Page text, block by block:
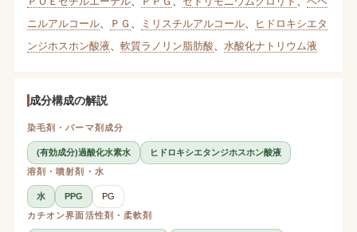
ニルアルコール、 ＰＧ ミリスチルアルコール、
ヒドロキシエタ
ンジホスホン酸液
軟質ラノリン脂肪酸 水酸化ナトリウム液
成分構成の解説
染毛剤・パーマ剤成分
(有効成分)過酸化水素水
ヒドロキシエタンジホスホン酸液
溶剤・噴射剤・水
水 PPG
PG
カチオン界面活性剤・柔軟剤